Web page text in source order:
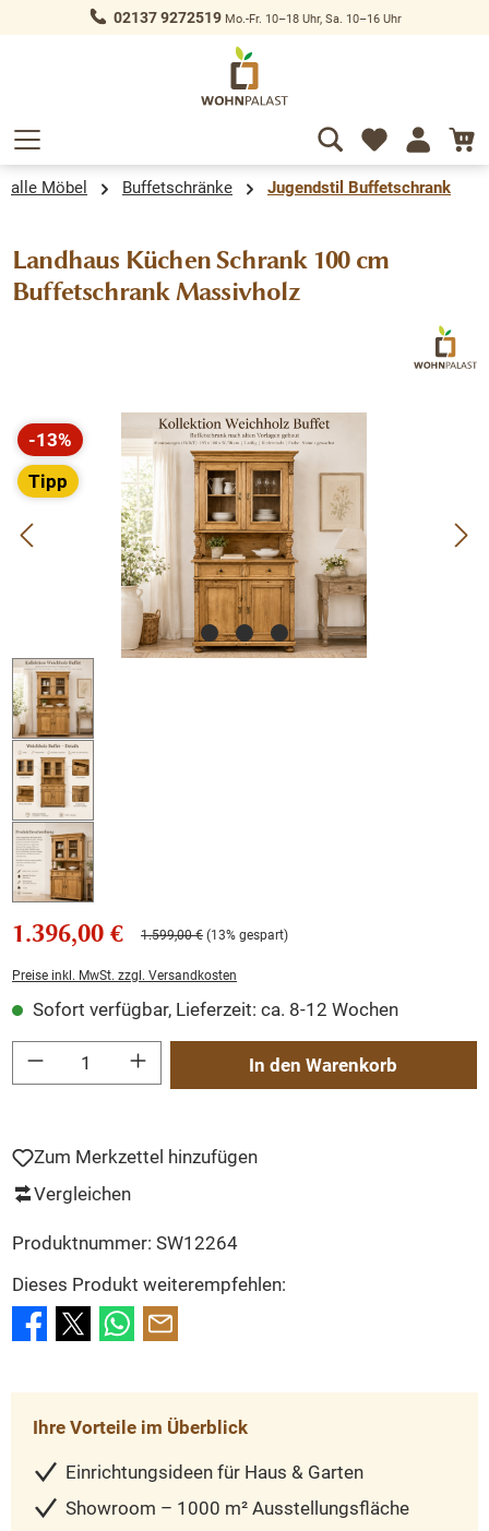
springen 02137 9272519Mo.-Fr. 10–18 Uhr, Sa. 10–16 Uhr
alle Möbel Buffetschränke Jugendstil Buffetschrank
Landhaus Küchen Schrank 100 cm
Buffetschrank Massivholz
Bildergalerie überspringen
-13%
Rabatt
Tipp
1.396,00 € 1.599,00 € (13% gespart)
Preise inkl. MwSt. zzgl. Versandkosten
Sofort verfügbar, Lieferzeit: ca. 8-12 Wochen
Produkt Anzahl: Gib den gewünschten Wert ein oder benutze die Schaltflächen
In den Warenkorb
Zum Merkzettel hinzufügen
Vergleichen
Produktnummer: SW12264
Dieses Produkt weiterempfehlen:
Ihre Vorteile im Überblick
Einrichtungsideen für Haus & Garten
Showroom – 1000 m² Ausstellungsfläche